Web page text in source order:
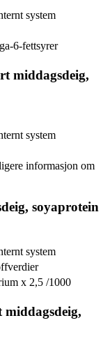
system
6-fettsyrer
middagsdeig,
system
informasjon om
soyaprotein
system
x 2,5 /1000
middagsdeig,